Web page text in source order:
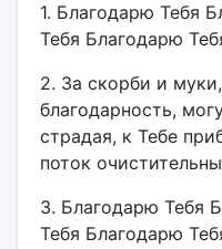
1. Благодарю Тебя
Тебя Благодарю
2. За скорби и
благодарность,
страдая, к Тебе
поток
3. Благодарю Тебя
Тебя Благодарю